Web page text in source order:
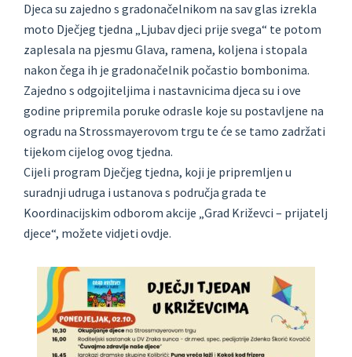
Djeca su zajedno s gradonačelnikom na sav glas izrekla
moto Dječjeg tjedna „Ljubav djeci prije svega“ te potom
zaplesala na pjesmu Glava, ramena, koljena i stopala
nakon čega ih je gradonačelnik počastio bombonima.
Zajedno s odgojiteljima i nastavnicima djeca su i ove
godine pripremila poruke odrasle koje su postavljene na
ogradu na Strossmayerovom trgu te će se tamo zadržati
tijekom cijelog ovog tjedna.
Cijeli program Dječjeg tjedna, koji je pripremljen u
suradnji udruga i ustanova s područja grada te
Koordinacijskim odborom akcije „Grad Križevci – prijatelj
djece“, možete vidjeti ovdje.